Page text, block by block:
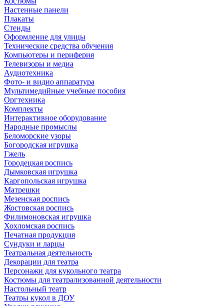
Настенные панели
Плакаты
Стенды
Оформление для улицы
Технические средства обучения
Компьютеры и периферия
Телевизоры и медиа
Аудиотехника
Фото- и видио аппаратура
Мультимедийные учебные пособия
Оргтехника
Комплекты
Интерактивное оборудование
Народные промыслы
Беломорские узоры
Богородская игрушка
Гжель
Городецкая роспись
Дымковская игрушка
Каргопольская игрушка
Матрешки
Мезенская роспись
Жостовская роспись
Филимоновская игрушка
Хохломская роспись
Печатная продукция
Сундуки и ларцы
Театральная деятельность
Декорации для театра
Персонажи для кукольного театра
Костюмы для театрализованной деятельности
Настольный театр
Театры кукол в ДОУ